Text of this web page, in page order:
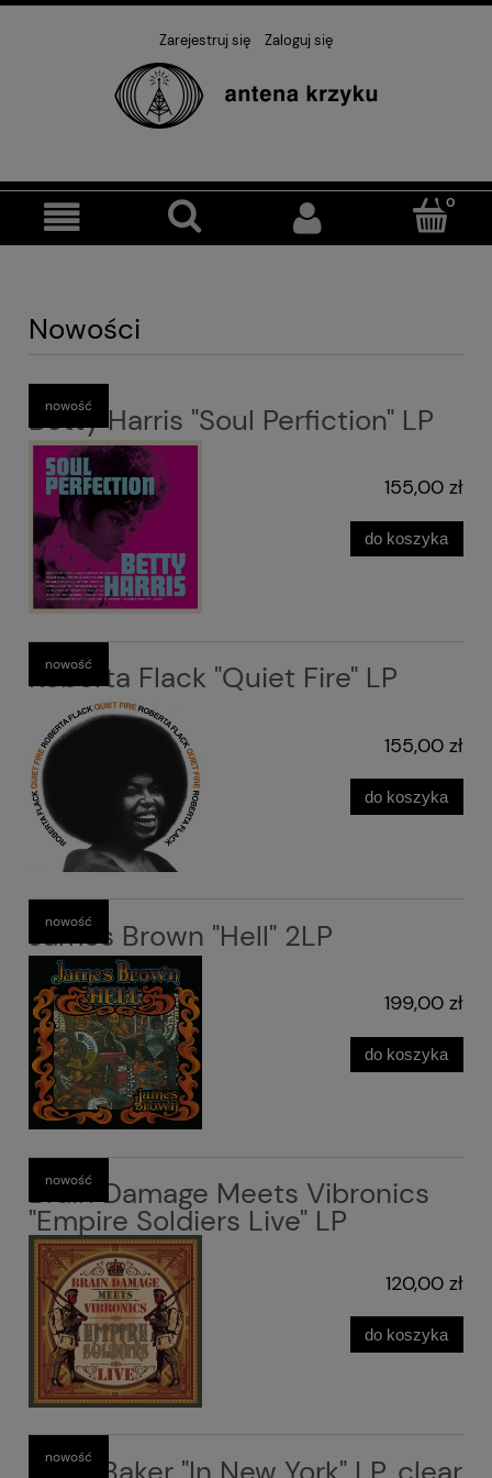
Zarejestruj się Zaloguj się
Nowości
Betty Harris "Soul Perfiction" LP
155,00 zł
do koszyka
nowość
Roberta Flack "Quiet Fire" LP
155,00 zł
do koszyka
nowość
James Brown "Hell" 2LP
199,00 zł
do koszyka
nowość
Brain Damage Meets Vibronics
"Empire Soldiers Live" LP
120,00 zł
do koszyka
nowość
nowość